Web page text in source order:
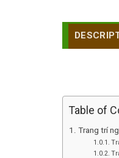
Table of
Trang trí